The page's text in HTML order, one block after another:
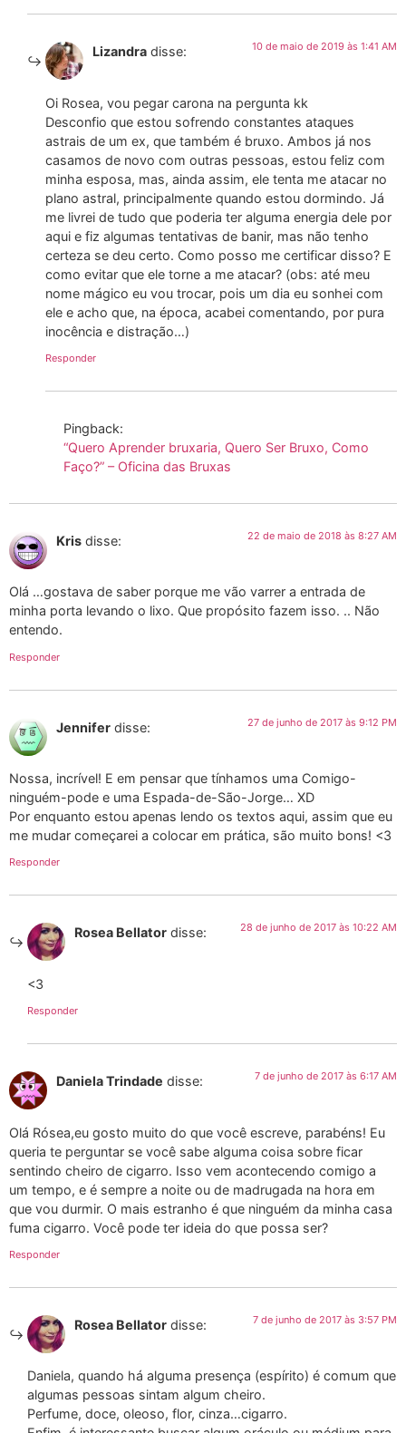
Lizandra disse: 10 de maio de 2019 às 1:41 AM
Oi Rosea, vou pegar carona na pergunta kk
Desconfio que estou sofrendo constantes ataques
astrais de um ex, que também é bruxo. Ambos já nos
casamos de novo com outras pessoas, estou feliz com
minha esposa, mas, ainda assim, ele tenta me atacar no
plano astral, principalmente quando estou dormindo. Já
me livrei de tudo que poderia ter alguma energia dele por
aqui e fiz algumas tentativas de banir, mas não tenho
certeza se deu certo. Como posso me certificar disso? E
como evitar que ele torne a me atacar? (obs: até meu
nome mágico eu vou trocar, pois um dia eu sonhei com
ele e acho que, na época, acabei comentando, por pura
inocência e distração…)
Responder
Pingback:
“Quero Aprender bruxaria, Quero Ser Bruxo, Como
Faço?” – Oficina das Bruxas
Kris disse: 22 de maio de 2018 às 8:27 AM
Olá …gostava de saber porque me vão varrer a entrada de
minha porta levando o lixo. Que propósito fazem isso. .. Não
entendo.
Responder
Jennifer disse: 27 de junho de 2017 às 9:12 PM
Nossa, incrível! E em pensar que tínhamos uma Comigo-
ninguém-pode e uma Espada-de-São-Jorge… XD
Por enquanto estou apenas lendo os textos aqui, assim que eu
me mudar começarei a colocar em prática, são muito bons! <3
Responder
Rosea Bellator disse: 28 de junho de 2017 às 10:22 AM
<3
Responder
Daniela Trindade disse: 7 de junho de 2017 às 6:17 AM
Olá Rósea,eu gosto muito do que você escreve, parabéns! Eu
queria te perguntar se você sabe alguma coisa sobre ficar
sentindo cheiro de cigarro. Isso vem acontecendo comigo a
um tempo, e é sempre a noite ou de madrugada na hora em
que vou durmir. O mais estranho é que ninguém da minha casa
fuma cigarro. Você pode ter ideia do que possa ser?
Responder
Rosea Bellator disse: 7 de junho de 2017 às 3:57 PM
Daniela, quando há alguma presença (espírito) é comum que
algumas pessoas sintam algum cheiro.
Perfume, doce, oleoso, flor, cinza…cigarro.